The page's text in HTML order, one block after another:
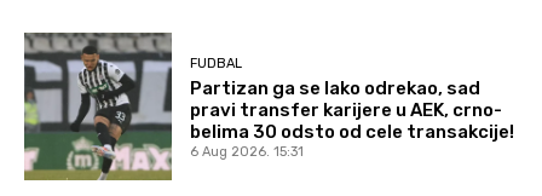
FUDBAL
Partizan ga se lako odrekao, sad
pravi transfer karijere u AEK, crno-
belima 30 odsto od cele transakcije!
6 Aug 2026. 15:31